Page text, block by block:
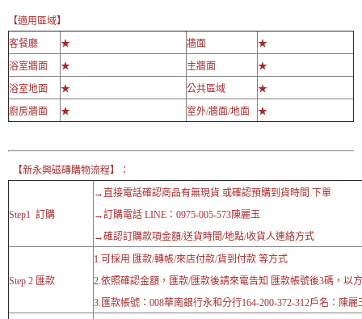
【適用區域】
客餐廳
★ 牆面
★
浴室牆面
★ 主牆面
★
浴室地面
★ 公共區域
★
廚房牆面
★ 室外/牆面/地面 ★
【新永興磁磚購物流程】：
Step1 訂購
→直接電話確認商品有無現貨 或確認預購到貨時間 下單
→訂購電話 LINE：0975-005-573陳麗玉
→確認訂購款項金額/送貨時間/地點/收貨人連絡方式
Step 2 匯款
1.可採用 匯款/轉帳/來店付款/貨到付款 等方式
2.依照確認金額，匯款/匯款後請來電告知 匯款帳號後3碼，以
3.匯款帳號：008華南銀行永和分行164-200-372-312戶名：陳麗